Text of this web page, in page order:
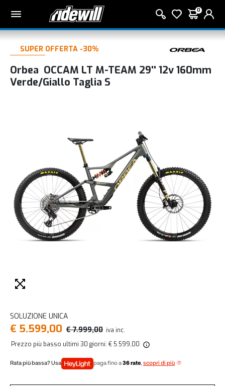
0
SUPER OFFERTA -30%
Orbea OCCAM LT M-TEAM 29'' 12v 160mm
Verde/Giallo Taglia S
SOLUZIONE UNICA
€ 5.599,00 € 7.999,00 iva inc.
Prezzo più basso ultimi 30 giorni: € 5.599,00
paga fino a36 rate, scopri di più